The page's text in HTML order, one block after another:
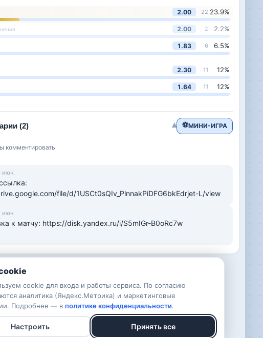
cookie для входа и работы сервиса. По согласию
аналитика (Яндекс.Метрика) и маркетинговые
Подробнее — в политике конфиденциальности.
Настроить Принять все
2.00 22 23.9%
2.00 2 2.2%
1.83 6 6.5%
2.30 11 12%
1.64 11 12%
⚽МИНИ-ИГРА
(2) ▾
комментировать
июн.
file/d/1USCt0sQIv_PlnnakPiDFG6bkEdrjet-L/view
июн.
к матчу: https://disk.yandex.ru/i/S5mIGr-B0oRc7w